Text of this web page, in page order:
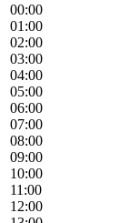
00:00
01:00
02:00
03:00
04:00
05:00
06:00
07:00
08:00
09:00
10:00
11:00
12:00